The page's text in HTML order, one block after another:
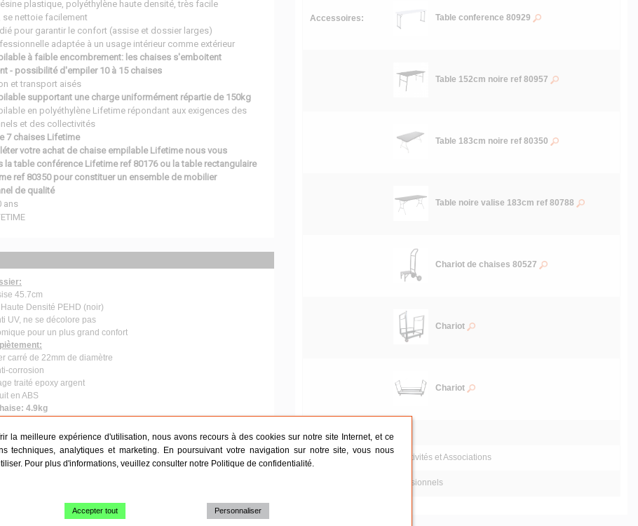
plastique, polyéthylène haute densité, très facile
se nettoie facilement
pour garantir le confort (assise et dossier larges)
adaptée à un usage intérieur comme extérieur
à faible encombrement: les chaises s'emboitent
- possibilité d'empiler 10 à 15 chaises
et transport aisés
supportant une charge uniformément répartie de 150kg
en polyéthylène Lifetime répondant aux exigences des
et des collectivités
7 chaises Lifetime
votre achat de chaise empilable Lifetime nous vous
la table conférence Lifetime ref 80176 ou la table rectangulaire
ref 80350 pour constituer un ensemble de mobilier
de qualité
ans
45.7cm
Densité PEHD (noir)
UV, ne se décolore pas
pour un plus grand confort
carré de 22mm de diamètre
corrosion
traité epoxy argent
en ABS
4.9kg
pliantes et empilables
Accessoires: Table conference 80929
Table 152cm noire ref 80957
Table 183cm noire ref 80350
Table noire valise 183cm ref 80788
Chariot de chaises 80527
Chariot
Chariot
Utilisations:
Collectivités et Associations
Professionnels
la meilleure expérience d'utilisation, nous avons recours à des cookies sur notre site Internet, et ce
techniques, analytiques et marketing. En poursuivant votre navigation sur notre site, vous nous
Pour plus d'informations, veuillez consulter notre Politique de confidentialité
Accepter tout Personnaliser